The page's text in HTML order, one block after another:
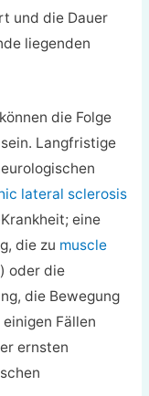
und die Dauer
liegenden
die Folge
Langfristige
lateral sclerosis
eine
die zu muscle
oder die
die Bewegung
Fällen
ernsten